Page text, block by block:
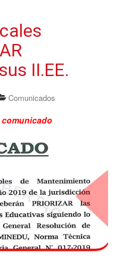
II.EE.
Comunicados
comunicado